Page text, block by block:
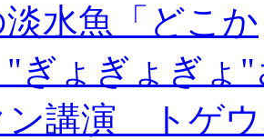
水魚「どこか
ょぎょぎょ"
ン講演 トゲウ